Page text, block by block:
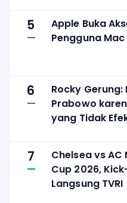
5
Apple Buka
Pengguna
6
Rocky
Prabowo
yang Tidak
7
Chelsea vs AC
Cup 2026,
Langsung TVRI